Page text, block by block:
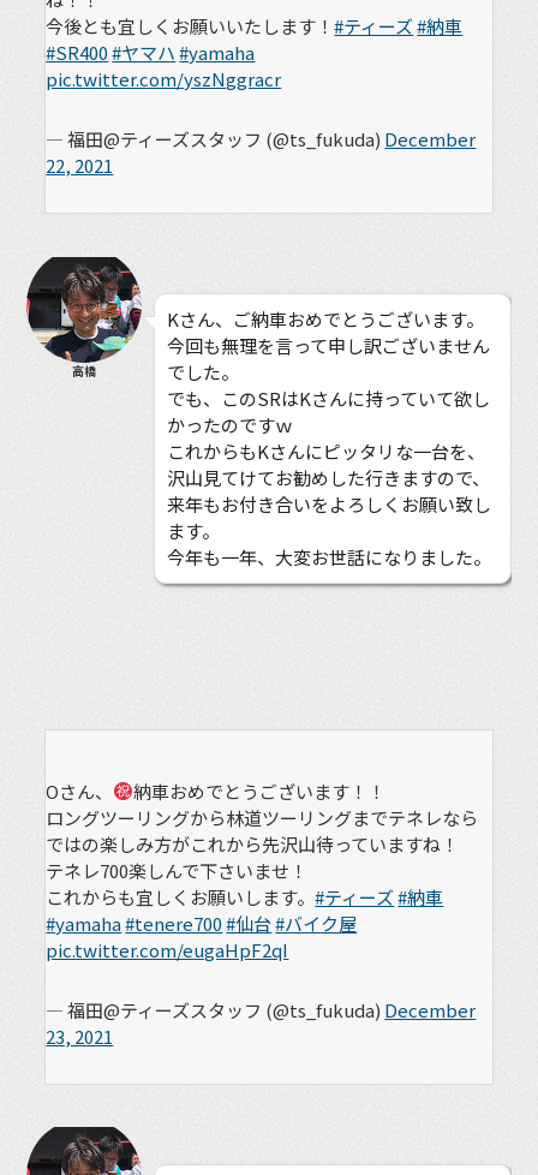
今後とも宜しくお願いいたします！#ティーズ#納車
#SR400 #ヤマハ #yamaha
pic.twitter.com/yszNggracr
— 福田@ティーズスタッフ (@ts_fukuda) December
22, 2021
高橋
Kさん、ご納車おめでとうございます。
今回も無理を言って申し訳ございません
でした。
でも、このSRはKさんに持っていて欲し
かったのですｗ
これからもKさんにピッタリな一台を、
沢山見てけてお勧めした行きますので、
来年もお付き合いをよろしくお願い致し
ます。
今年も一年、大変お世話になりました。
Oさん、
納車おめでとうございます！！
ロングツーリングから林道ツーリングまでテネレなら
ではの楽しみ方がこれから先沢山待っていますね！
テネレ700楽しんで下さいませ！
これからも宜しくお願いします。#ティーズ#納車
#yamaha#tenere700 #仙台#バイク屋
pic.twitter.com/eugaHpF2qI
— 福田@ティーズスタッフ (@ts_fukuda) December
23, 2021